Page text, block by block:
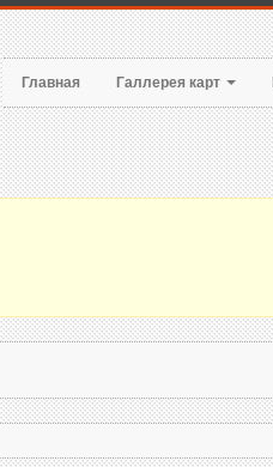
Главная Галлерея карт